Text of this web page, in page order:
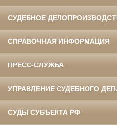
СУДЕБНОЕ
СПРАВОЧНАЯ ИНФОРМАЦИЯ
ПРЕСС-СЛУЖБА
УПРАВЛЕНИЕ СУДЕБНОГО
СУДЫ СУБЪЕКТА РФ